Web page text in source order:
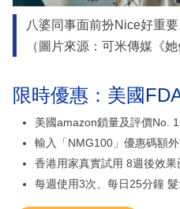
八婆同事面前扮Nice好重
（圖片來源：可米傳媒《
限時優惠：美國
美國amazon鎖量及評價No. 1
輸入「NMG100」優惠碼額
香港用家真實試用 8週後效果
每週使用3次、每日25分鐘